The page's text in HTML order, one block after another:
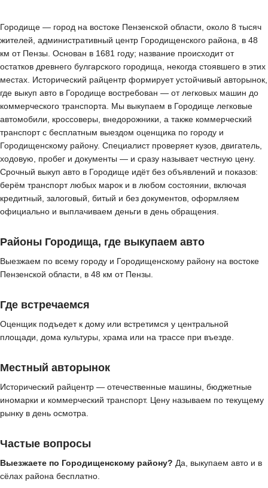
Городище — город на востоке Пензенской области, около 8 тысяч
жителей, административный центр Городищенского района, в 48
км от Пензы. Основан в 1681 году; название происходит от
остатков древнего булгарского городища, некогда стоявшего в этих
местах. Исторический райцентр формирует устойчивый авторынок,
где выкуп авто в Городище востребован — от легковых машин до
коммерческого транспорта. Мы выкупаем в Городище легковые
автомобили, кроссоверы, внедорожники, а также коммерческий
транспорт с бесплатным выездом оценщика по городу и
Городищенскому району. Специалист проверяет кузов, двигатель,
ходовую, пробег и документы — и сразу называет честную цену.
Срочный выкуп авто в Городище идёт без объявлений и показов:
берём транспорт любых марок и в любом состоянии, включая
кредитный, залоговый, битый и без документов, оформляем
официально и выплачиваем деньги в день обращения.
Районы Городища, где выкупаем авто
Выезжаем по всему городу и Городищенскому району на востоке
Пензенской области, в 48 км от Пензы.
Где встречаемся
Оценщик подъедет к дому или встретимся у центральной
площади, дома культуры, храма или на трассе при въезде.
Местный авторынок
Исторический райцентр — отечественные машины, бюджетные
иномарки и коммерческий транспорт. Цену называем по текущему
рынку в день осмотра.
Частые вопросы
Выезжаете по Городищенскому району? Да, выкупаем авто и в
сёлах района бесплатно.